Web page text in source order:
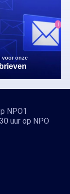
voor onze
NPO1
uur op NPO